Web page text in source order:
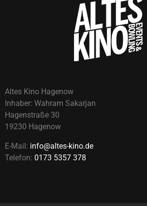
Altes Kino Hagenow
Inhaber: Wahram Sakarjan
Hagenstraße 30
19230 Hagenow
E-Mail: info@altes-kino.de
Telefon: 0173 5357 378